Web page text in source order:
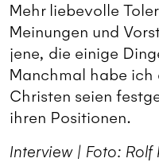
Mehr liebevolle
Meinungen und
jene, die einige
Manchmal habe ich
Christen seien
ihren Positionen.
Interview | Foto: Rolf